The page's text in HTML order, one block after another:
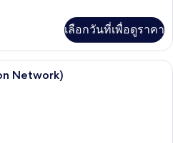
เลือกวันที่เพื่อดูราคา
ห้องคอมฟอร์ทดับเบิล (Cartoon
Network)